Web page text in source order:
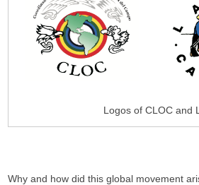
Logos of CLOC and
Why and how did this global movement